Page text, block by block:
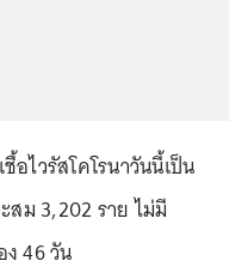
ไวรัสโคโรนาวันนี้เป็น
ม 3,202 ราย ไม่มี
46 วัน